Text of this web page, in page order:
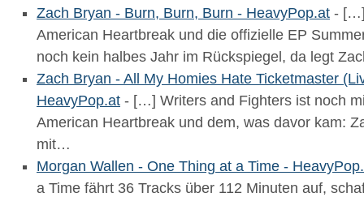
Zach Bryan - Burn, Burn, Burn - HeavyPop.at - […]
American Heartbreak und die offizielle EP
noch kein halbes Jahr im Rückspiegel, da legt
Zach Bryan - All My Homies Hate Ticketmaster
HeavyPop.at - […] Writers and Fighters ist noch
American Heartbreak und dem, was davor kam:
mit…
Morgan Wallen - One Thing at a Time -
a Time fährt 36 Tracks über 112 Minuten auf,